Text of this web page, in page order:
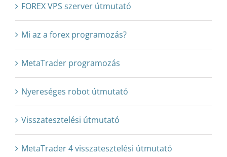
FOREX VPS szerver útmutató
Mi az a forex programozás?
MetaTrader programozás
Nyereséges robot útmutató
Visszatesztelési útmutató
MetaTrader 4 visszatesztelési útmutató